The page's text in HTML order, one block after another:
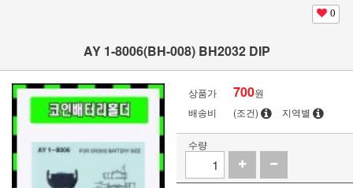
0
AY 1-8006(BH-008) BH2032 DIP
상품가 700원
배송비
(조건) 지역별
수량